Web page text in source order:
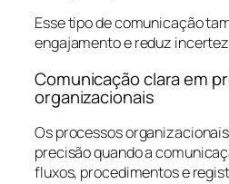
Esse tipo de comunicação
engajamento e reduz
Comunicação clara em
organizacionais
Os processos
precisão quando a
fluxos, procedimentos e